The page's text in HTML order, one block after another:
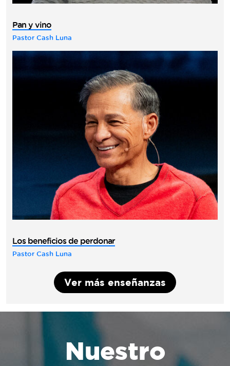
Pan y vino
Pastor Cash Luna
Los beneficios de perdonar
Pastor Cash Luna
Ver más enseñanzas
Nuestro